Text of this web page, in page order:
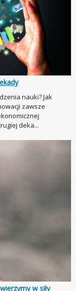
nauki? Jak
zawsze
deka...
w siły